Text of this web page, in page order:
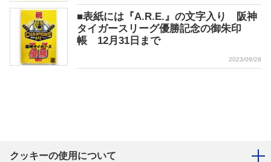
■表紙には『A.R.E.』の文字入り 阪神
タイガースリーグ優勝記念の御朱印
帳 12月31日まで
2023/09/28
クッキーの使用について